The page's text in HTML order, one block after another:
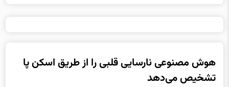
هوش مصنوعی نارسایی قلبی را از طریق اسکن پا
تشخیص می‌دهد